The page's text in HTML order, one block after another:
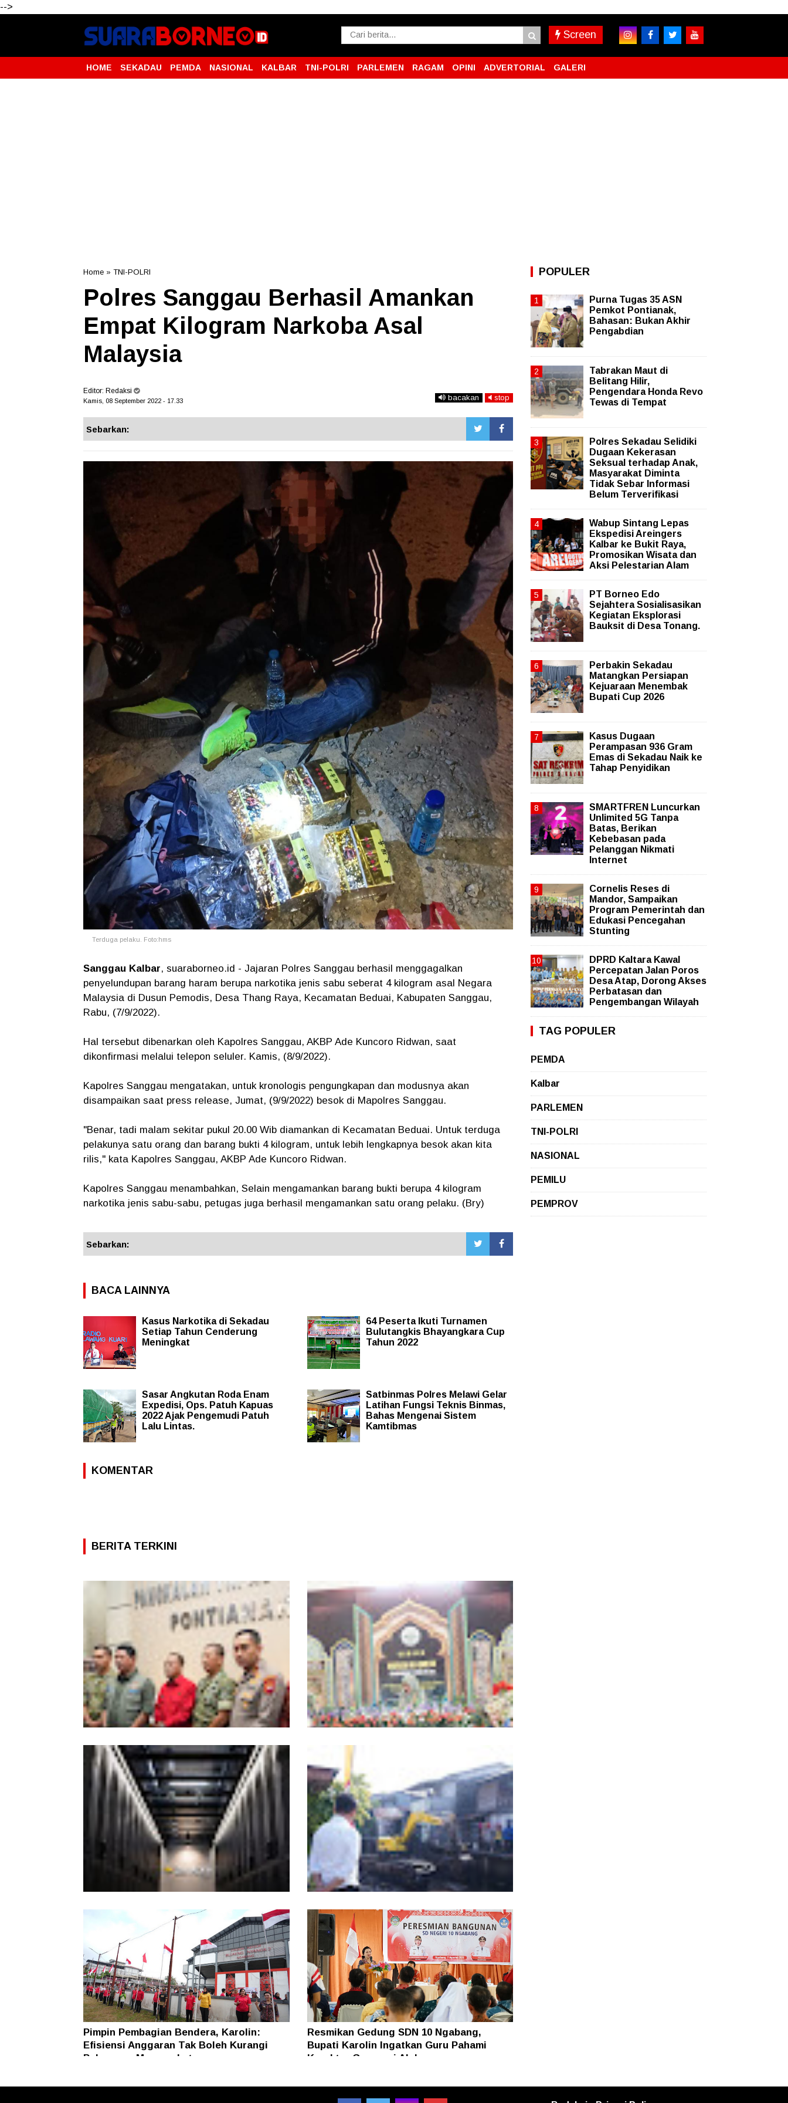
-->
Screen
HOME SEKADAU PEMDA NASIONAL KALBAR TNI-POLRI PARLEMEN RAGAM OPINI ADVERTORIAL GALERI
Home » TNI-POLRI
Polres Sanggau Berhasil Amankan
Empat Kilogram Narkoba Asal
Malaysia
Editor: Redaksi
Kamis, 08 September 2022 - 17.33 bacakan stop
Sebarkan:
Terduga pelaku. Foto:hms
Sanggau Kalbar, suaraborneo.id - Jajaran Polres Sanggau berhasil menggagalkan
penyelundupan barang haram berupa narkotika jenis sabu seberat 4 kilogram asal Negara
Malaysia di Dusun Pemodis, Desa Thang Raya, Kecamatan Beduai, Kabupaten Sanggau,
Rabu, (7/9/2022).
Hal tersebut dibenarkan oleh Kapolres Sanggau, AKBP Ade Kuncoro Ridwan, saat
dikonfirmasi melalui telepon seluler. Kamis, (8/9/2022).
Kapolres Sanggau mengatakan, untuk kronologis pengungkapan dan modusnya akan
disampaikan saat press release, Jumat, (9/9/2022) besok di Mapolres Sanggau.
"Benar, tadi malam sekitar pukul 20.00 Wib diamankan di Kecamatan Beduai. Untuk terduga
pelakunya satu orang dan barang bukti 4 kilogram, untuk lebih lengkapnya besok akan kita
rilis," kata Kapolres Sanggau, AKBP Ade Kuncoro Ridwan.
Kapolres Sanggau menambahkan, Selain mengamankan barang bukti berupa 4 kilogram
narkotika jenis sabu-sabu, petugas juga berhasil mengamankan satu orang pelaku. (Bry)
Sebarkan:
BACA LAINNYA
Kasus Narkotika di Sekadau
Setiap Tahun Cenderung
Meningkat
64 Peserta Ikuti Turnamen
Bulutangkis Bhayangkara Cup
Tahun 2022
Sasar Angkutan Roda Enam
Expedisi, Ops. Patuh Kapuas
2022 Ajak Pengemudi Patuh
Lalu Lintas.
Satbinmas Polres Melawi Gelar
Latihan Fungsi Teknis Binmas,
Bahas Mengenai Sistem
Kamtibmas
KOMENTAR
BERITA TERKINI
Kesiapsiagaan Total Pemprov Kalbar
Hadapi Karhutla
19 Kafilah Pontianak Melaju ke Final MTQ
Kalbar ke-34
Indosat Ooredoo Hutchison Luncurkan
Zankore by Indosat
Pemkot Pontianak Tata Parit Tokaya,
Sejumlah Jembatan akan Dibongkar
Pimpin Pembagian Bendera, Karolin:
Efisiensi Anggaran Tak Boleh Kurangi
Pelayanan Masyarakat
Resmikan Gedung SDN 10 Ngabang,
Bupati Karolin Ingatkan Guru Pahami
Karakter Generasi Alpha
POPULER
Purna Tugas 35 ASN
Pemkot Pontianak,
Bahasan: Bukan Akhir
Pengabdian
Tabrakan Maut di
Belitang Hilir,
Pengendara Honda Revo
Tewas di Tempat
Polres Sekadau Selidiki
Dugaan Kekerasan
Seksual terhadap Anak,
Masyarakat Diminta
Tidak Sebar Informasi
Belum Terverifikasi
Wabup Sintang Lepas
Ekspedisi Areingers
Kalbar ke Bukit Raya,
Promosikan Wisata dan
Aksi Pelestarian Alam
PT Borneo Edo
Sejahtera Sosialisasikan
Kegiatan Eksplorasi
Bauksit di Desa Tonang.
Perbakin Sekadau
Matangkan Persiapan
Kejuaraan Menembak
Bupati Cup 2026
Kasus Dugaan
Perampasan 936 Gram
Emas di Sekadau Naik ke
Tahap Penyidikan
SMARTFREN Luncurkan
Unlimited 5G Tanpa
Batas, Berikan
Kebebasan pada
Pelanggan Nikmati
Internet
Cornelis Reses di
Mandor, Sampaikan
Program Pemerintah dan
Edukasi Pencegahan
Stunting
DPRD Kaltara Kawal
Percepatan Jalan Poros
Desa Atap, Dorong Akses
Perbatasan dan
Pengembangan Wilayah
TAG POPULER
PEMDA
Kalbar
PARLEMEN
TNI-POLRI
NASIONAL
PEMILU
PEMPROV